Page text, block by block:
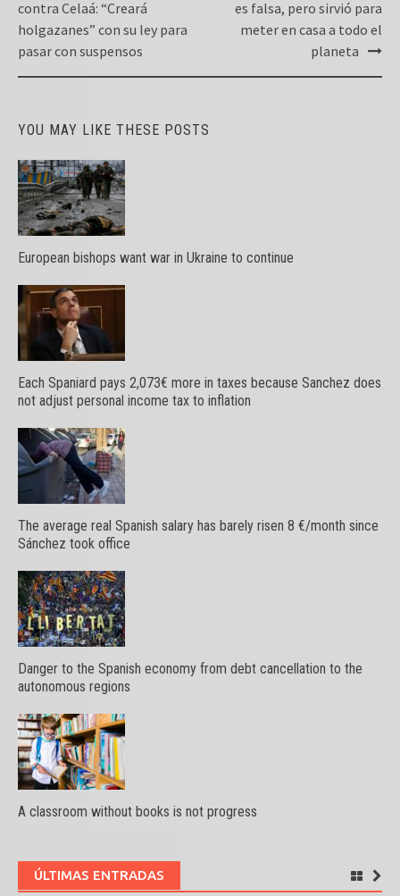
contra Celaá: “Creará
holgazanes” con su ley para
pasar con suspensos
es falsa, pero sirvió para
meter en casa a todo el
planeta
YOU MAY LIKE THESE POSTS
European bishops want war in Ukraine to continue
Each Spaniard pays 2,073€ more in taxes because Sanchez does
not adjust personal income tax to inflation
The average real Spanish salary has barely risen 8 €/month since
Sánchez took office
Danger to the Spanish economy from debt cancellation to the
autonomous regions
A classroom without books is not progress
ÚLTIMAS ENTRADAS